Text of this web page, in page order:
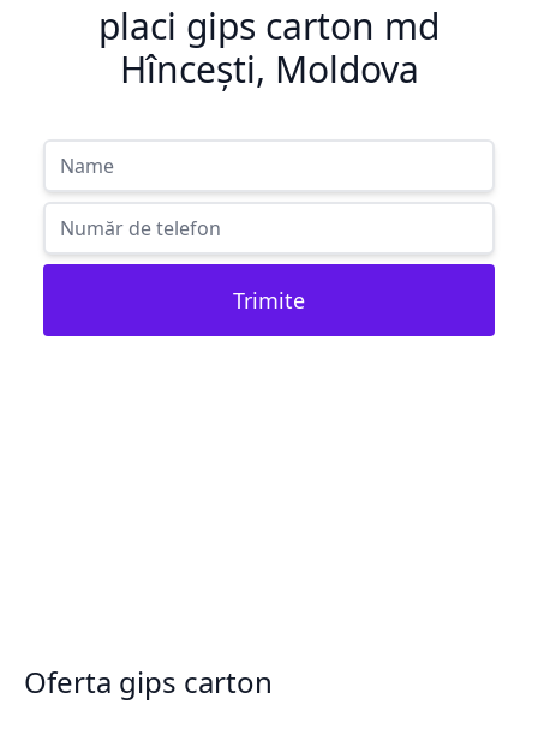
placi gips carton md
Hîncești, Moldova
Trimite
Oferta gips carton